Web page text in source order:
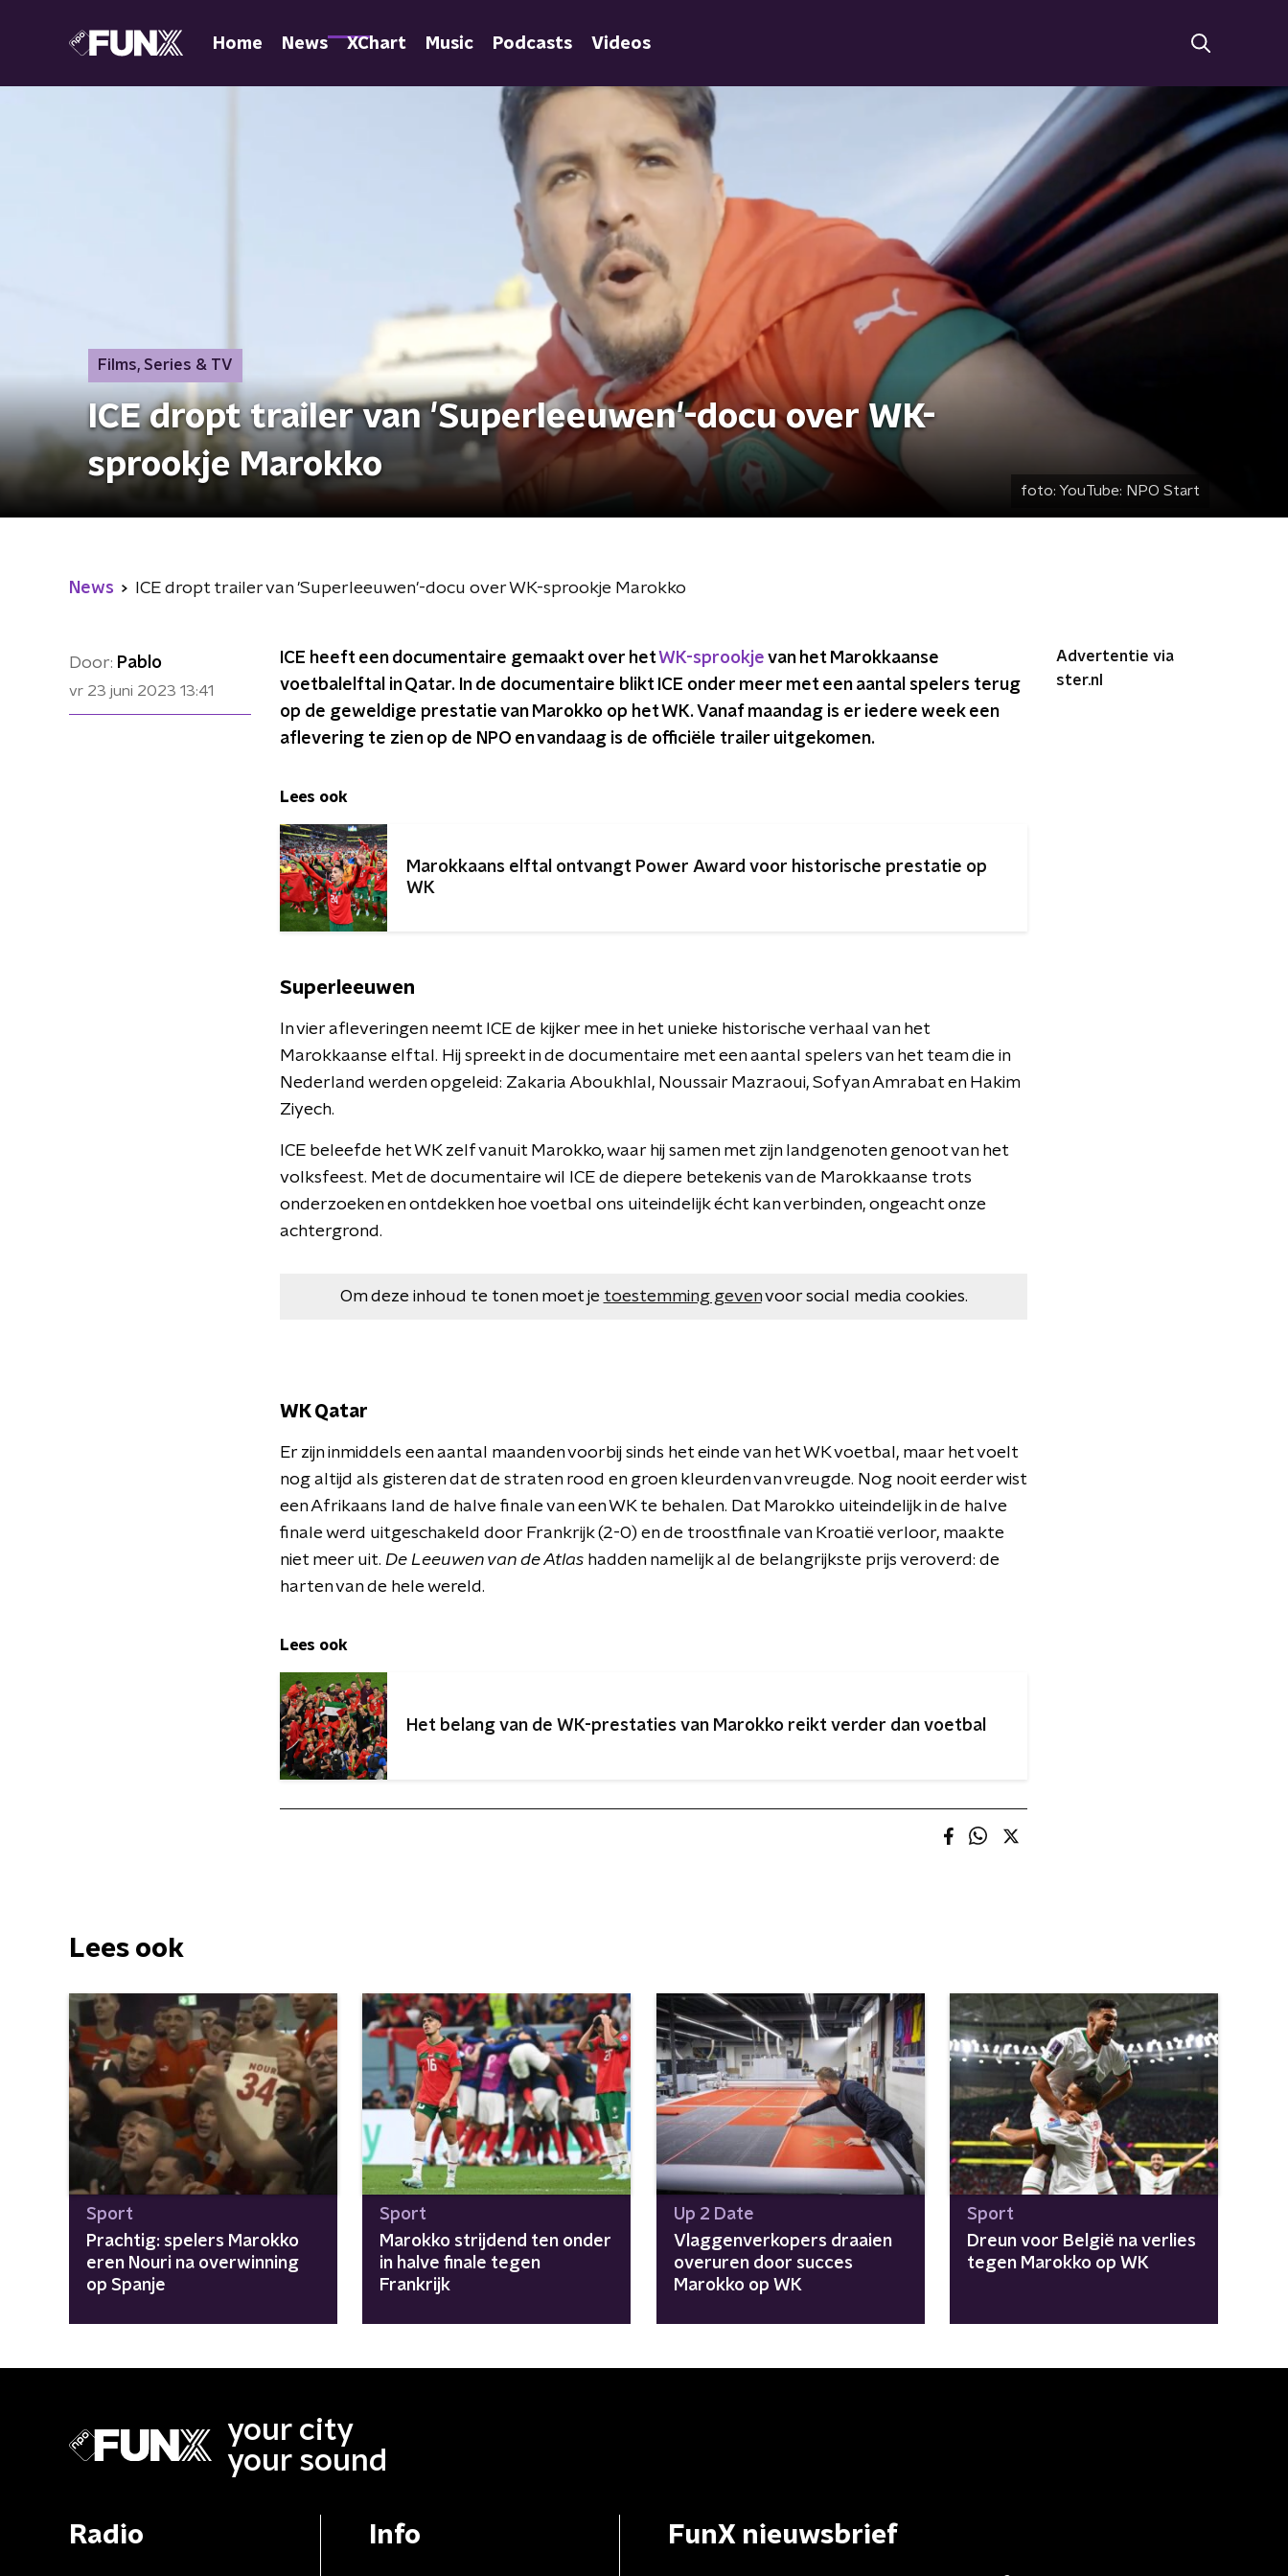
Home News XChart Music Podcasts Videos
Films, Series & TV
ICE dropt trailer van 'Superleeuwen'-docu over WK-
sprookje Marokko
foto: YouTube: NPO Start
News ICE dropt trailer van 'Superleeuwen'-docu over WK-sprookje Marokko
Door: Pablo
vr 23 juni 2023 13:41
ICE heeft een documentaire gemaakt over hetWK-sprookje van het Marokkaanse
voetbalelftal in Qatar. In de documentaire blikt ICE onder meer met een aantal spelers terug
op de geweldige prestatie van Marokko op het WK. Vanaf maandag is er iedere week een
aflevering te zien op de NPO en vandaag is de officiële trailer uitgekomen.
Lees ook
Marokkaans elftal ontvangt Power Award voor historische prestatie op
WK
Superleeuwen
In vier afleveringen neemt ICE de kijker mee in het unieke historische verhaal van het
Marokkaanse elftal. Hij spreekt in de documentaire met een aantal spelers van het team die in
Nederland werden opgeleid: Zakaria Aboukhlal, Noussair Mazraoui, Sofyan Amrabat en Hakim
Ziyech.
ICE beleefde het WK zelf vanuit Marokko, waar hij samen met zijn landgenoten genoot van het
volksfeest. Met de documentaire wil ICE de diepere betekenis van de Marokkaanse trots
onderzoeken en ontdekken hoe voetbal ons uiteindelijk écht kan verbinden, ongeacht onze
achtergrond.
Om deze inhoud te tonen moet je toestemming gevenvoor social media cookies.
WK Qatar
Er zijn inmiddels een aantal maanden voorbij sinds het einde van het WK voetbal, maar het voelt
nog altijd als gisteren dat de straten rood en groen kleurden van vreugde. Nog nooit eerder wist
een Afrikaans land de halve finale van een WK te behalen. Dat Marokko uiteindelijk in de halve
finale werd uitgeschakeld door Frankrijk (2-0) en de troostfinale van Kroatië verloor, maakte
niet meer uit. De Leeuwen van de Atlas hadden namelijk al de belangrijkste prijs veroverd: de
harten van de hele wereld.
Lees ook
Het belang van de WK-prestaties van Marokko reikt verder dan voetbal
Advertentie via
ster.nl
Lees ook
Sport
Prachtig: spelers Marokko
eren Nouri na overwinning
op Spanje
Sport
Marokko strijdend ten onder
in halve finale tegen
Frankrijk
Up 2 Date
Vlaggenverkopers draaien
overuren door succes
Marokko op WK
Sport
Dreun voor België na verlies
tegen Marokko op WK
your city
your sound
Radio Info FunX nieuwsbrief